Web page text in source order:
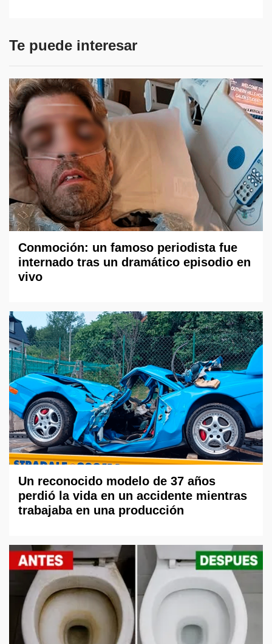
Te puede interesar
Conmoción: un famoso periodista fue
internado tras un dramático episodio en
vivo
Un reconocido modelo de 37 años
perdió la vida en un accidente mientras
trabajaba en una producción